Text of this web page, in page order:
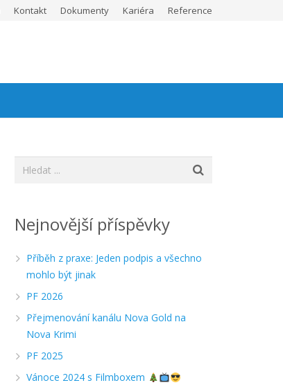
Kontakt Dokumenty Kariéra Reference
Nejnovější příspěvky
Příběh z praxe: Jeden podpis a všechno
mohlo být jinak
PF 2026
Přejmenování kanálu Nova Gold na
Nova Krimi
PF 2025
Vánoce 2024 s Filmboxem